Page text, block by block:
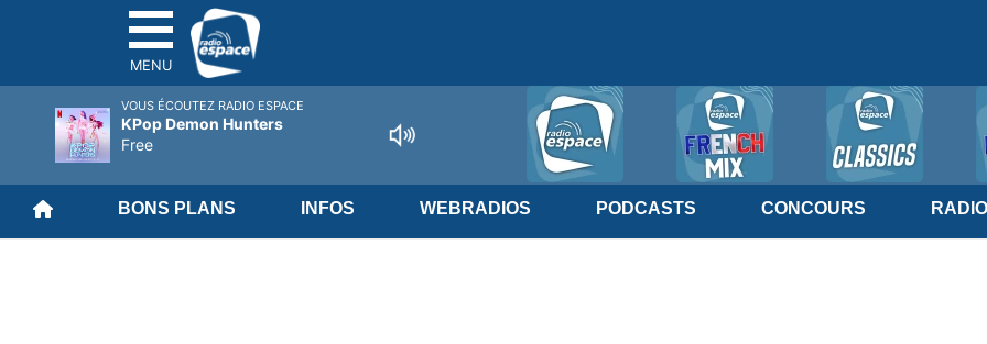
MENU
BONS PLANS INFOS WEBRADIOS PODCASTS CONCOURS RADIO
VOUS ÉCOUTEZ RADIO ESPACE
KPop Demon Hunters
Free